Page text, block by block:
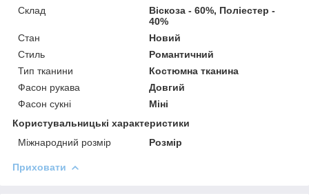
Склад
Віскоза - 60%, Поліестер -
40%
Стан
Новий
Стиль
Романтичний
Тип тканини
Костюмна тканина
Фасон рукава
Довгий
Фасон сукні
Міні
Користувальницькі характеристики
Міжнародний розмір
Розмір
Приховати